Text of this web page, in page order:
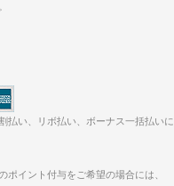
払い、リボ払い、ボーナス一括払い
ポイント付与をご希望の場合には、